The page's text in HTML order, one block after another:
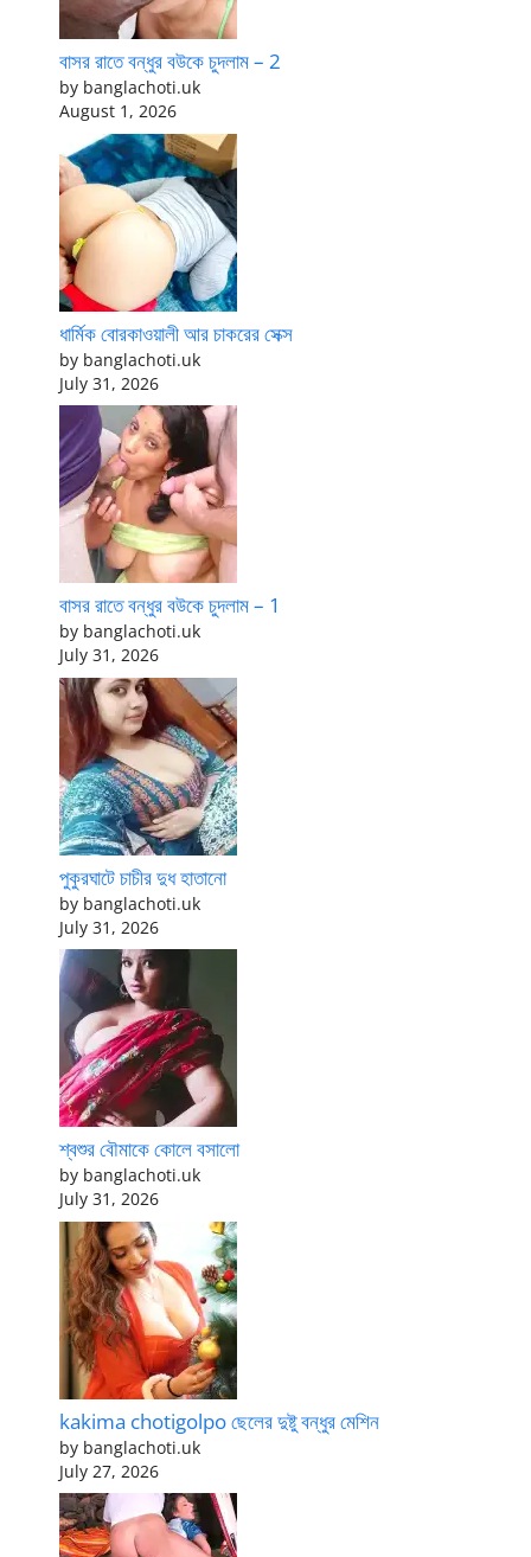
বাসর রাতে বন্ধুর বউকে চুদলাম – 2
by banglachoti.uk
August 1, 2026
ধার্মিক বোরকাওয়ালী আর চাকরের সেক্স
by banglachoti.uk
July 31, 2026
বাসর রাতে বন্ধুর বউকে চুদলাম – 1
by banglachoti.uk
July 31, 2026
পুকুরঘাটে চাচীর দুধ হাতানো
by banglachoti.uk
July 31, 2026
শ্বশুর বৌমাকে কোলে বসালো
by banglachoti.uk
July 31, 2026
kakima chotigolpo ছেলের দুষ্টু বন্ধুর মেশিন
by banglachoti.uk
July 27, 2026